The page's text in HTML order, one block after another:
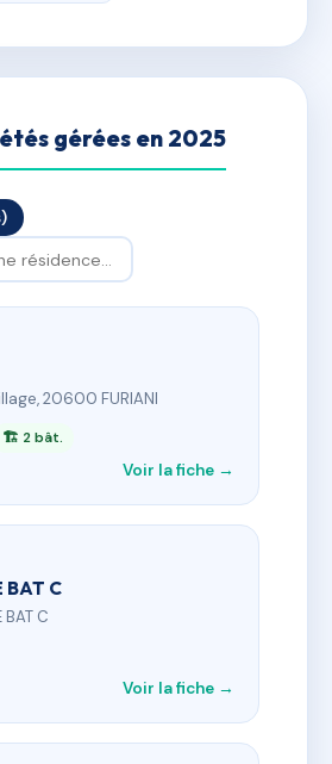
gérées en 2025
20600 FURIANI
🏗 2 bât.
Voir la fiche →
BAT C
BAT C
Voir la fiche →